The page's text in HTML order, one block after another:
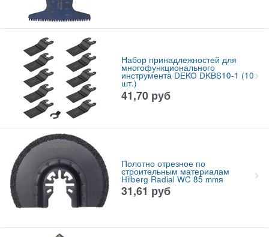
Набор принадлежностей для
многофункционального
инструмента DEKO DKBS10-1 (10
шт.)
41,70 руб
Полотно отрезное по
строительным материалам
Hilberg Radial WC 85 mmя
31,61 руб